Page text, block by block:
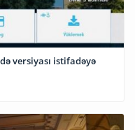
versiyası istifadəyə